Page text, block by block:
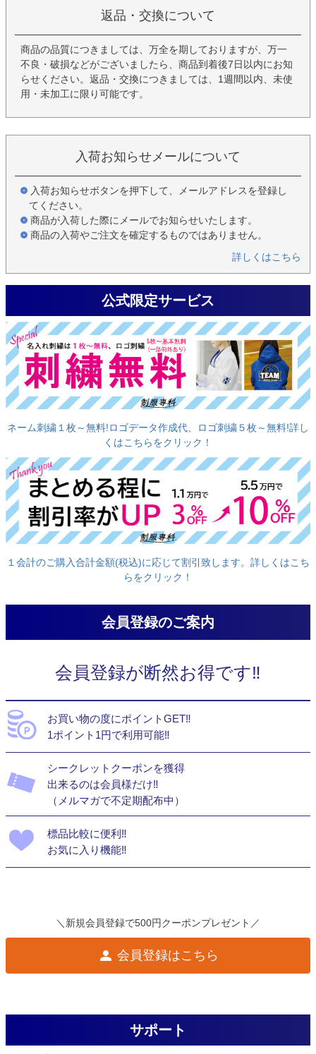
返品・交換について
商品の品質につきましては、万全を期しておりますが、万一
不良・破損などがございましたら、商品到着後7日以内にお知
らせください。返品・交換につきましては、1週間以内、未使
用・未加工に限り可能です。
入荷お知らせメールについて
入荷お知らせボタンを押下して、メールアドレスを登録し
てください。
商品が入荷した際にメールでお知らせいたします。
商品の入荷やご注文を確定するものではありません。
詳しくはこちら
公式限定サービス
ネーム刺繍１枚～無料!ロゴデータ作成代、ロゴ刺繍５枚～無料!詳し
くはこちらをクリック！
１会計のご購入合計金額(税込)に応じて割引致します。詳しくはこち
らをクリック！
会員登録のご案内
会員登録が断然お得です‼
お買い物の度にポイントGET‼
1ポイント1円で利用可能‼
シークレットクーポンを獲得
出来るのは会員様だけ‼
（メルマガで不定期配布中）
標品比較に便利‼
お気に入り機能‼
＼新規会員登録で500円クーポンプレゼント／
会員登録はこちら
サポート